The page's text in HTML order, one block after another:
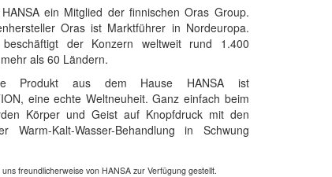
ein Mitglied der finnischen Oras Group.
Oras ist Marktführer in Nordeuropa.
beschäftigt der Konzern weltweit rund 1.400
als 60 Ländern.
Produkt aus dem Hause HANSA ist
eine echte Weltneuheit. Ganz einfach beim
Körper und Geist auf Knopfdruck mit den
Warm-Kalt-Wasser-Behandlung in Schwung
freundlicherweise von HANSA zur Verfügung gestellt.